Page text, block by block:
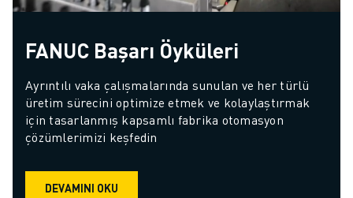
FANUC Başarı Öyküleri
Ayrıntılı vaka çalışmalarında sunulan ve her türlü
üretim sürecini optimize etmek ve kolaylaştırmak
için tasarlanmış kapsamlı fabrika otomasyon
çözümlerimizi keşfedin
DEVAMINI OKU